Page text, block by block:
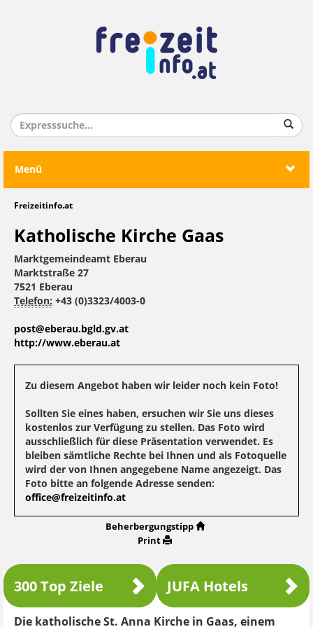
Menü
Freizeitinfo.at
Katholische Kirche Gaas
Marktgemeindeamt Eberau
Marktstraße 27
7521 Eberau
Telefon: +43 (0)3323/4003-0
post@eberau.bgld.gv.at
http://www.eberau.at
Zu diesem Angebot haben wir leider noch kein Foto!
Sollten Sie eines haben, ersuchen wir Sie uns dieses
kostenlos zur Verfügung zu stellen. Das Foto wird
ausschließlich für diese Präsentation verwendet. Es
bleiben sämtliche Rechte bei Ihnen und als Fotoquelle
wird der von Ihnen angegebene Name angezeigt. Das
Foto bitte an folgende Adresse senden:
office@freizeitinfo.at
Beherbergungstipp
Print
300 Top Ziele JUFA Hotels
Die katholische St. Anna Kirche in Gaas, einem